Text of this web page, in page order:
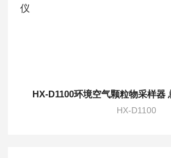
HX-D1100环境空气颗粒物采样器
HX-D1100